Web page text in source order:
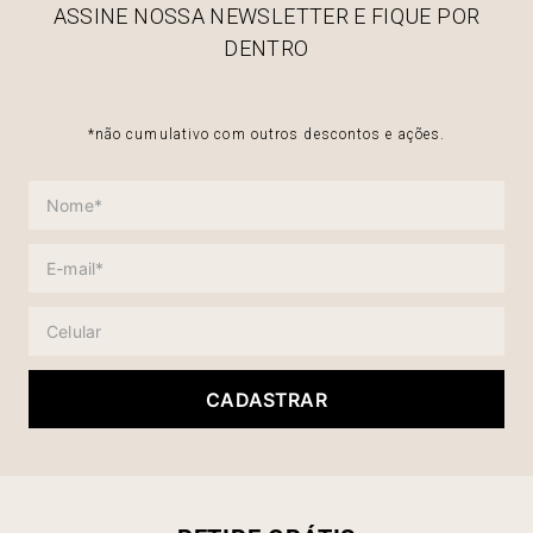
ASSINE NOSSA NEWSLETTER E FIQUE POR
DENTRO
*não cumulativo com outros descontos e ações.
CADASTRAR